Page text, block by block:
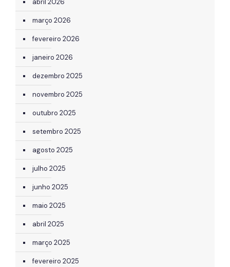
abril 2026
março 2026
fevereiro 2026
janeiro 2026
dezembro 2025
novembro 2025
outubro 2025
setembro 2025
agosto 2025
julho 2025
junho 2025
maio 2025
abril 2025
março 2025
fevereiro 2025